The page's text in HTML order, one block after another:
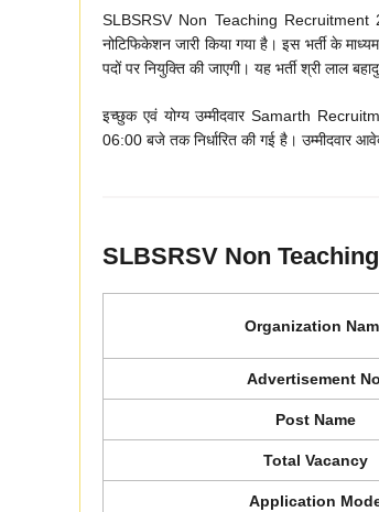
SLBSRSV Non Teaching Recruitment
नोटिफिकेशन जारी किया गया है। इस भर्ती के
पदों पर नियुक्ति की जाएगी। यह भर्ती श्री लाल
इच्छुक एवं योग्य उम्मीदवार Samarth
06:00 बजे तक निर्धारित की गई है। उम्मीदवार
SLBSRSV Non
Organization
Advertisement
Post Name
Total Vacancy
Application